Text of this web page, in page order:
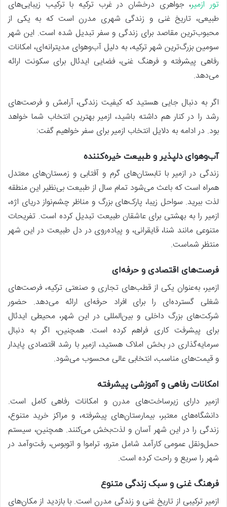
تور ازمیر، جواهری درخشان در غرب ترکیه با ترکیب زیبایی‌های
طبیعی، تاریخ غنی و زندگی شهری مدرن است که به یکی از
محبوب‌ترین مقاصد برای زندگی و سفر تبدیل شده است. این شهر
سومین بزرگ‌ترین شهر ترکیه، به دلیل آب‌وهوای مدیترانه‌ای، امکانات
رفاهی پیشرفته و فرهنگ غنی، فضایی ایدئال برای سکونت ارائه
می‌دهد.
اگر به دنبال جایی هستید که کیفیت زندگی، آرامش و فرصت‌های
رشد را در کنار هم داشته باشید، ازمیر بهترین انتخاب شما خواهد
بود. در ادامه به دلایل انتخاب ازمیر برای سفر خواهیم گفت:
آب‌وهوای دلپذیر و طبیعت خیره‌کننده
زندگی در ازمیر با تابستان‌های گرم و آفتابی و زمستان‌های معتدل
همراه است که باعث می‌شود تمام سال از طبیعت بی‌نظیر این منطقه
لذت ببرید. سواحل زیبا، پارک‌های بزرگ و مناظر چشم‌نواز دریای اژه،
ازمیر را به بهشتی برای عاشقان طبیعت تبدیل کرده است. تفریحات
متنوعی مانند شنا، قایقرانی، و پیاده‌روی در دل طبیعت در این شهر
منتظر شماست.
فرصت‌های اقتصادی و حرفه‌ای
ازمیر، به‌عنوان یکی از قطب‌های تجاری و صنعتی ترکیه، فرصت‌های
شغلی گسترده‌ای را برای افراد حرفه‌ای ارائه می‌دهد. حضور
شرکت‌های بزرگ داخلی و بین‌المللی در این شهر، محیطی ایدئال
برای پیشرفت کاری فراهم کرده است. همچنین، اگر به دنبال
سرمایه‌گذاری در بخش املاک هستید، ازمیر با رشد اقتصادی پایدار
و قیمت‌های مناسب، انتخابی عالی محسوب می‌شود.
امکانات رفاهی و آموزشی پیشرفته
ازمیر دارای زیرساخت‌های مدرن و امکانات رفاهی کامل است.
دانشگاه‌های معتبر، بیمارستان‌های پیشرفته، و مراکز خرید متنوع،
زندگی را در این شهر آسان و لذت‌بخش می‌کنند. همچنین، سیستم
حمل‌ونقل عمومی کارآمد شامل مترو، تراموا و اتوبوس، رفت‌وآمد در
شهر را سریع و راحت کرده است.
فرهنگ غنی و سبک زندگی متنوع
ازمیر ترکیبی از تاریخ غنی و زندگی مدرن است. با بازدید از مکان‌های